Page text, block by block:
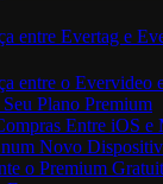
entre Evertag e
entre o Evervideo
Plano Premium
Entre iOS e
num Novo
o Premium